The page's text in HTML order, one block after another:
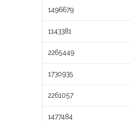
1496679
1143381
2265449
1730935
2261057
1477484